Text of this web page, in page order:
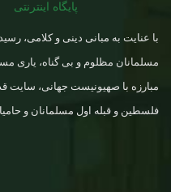
پایگاه اینترنتی
با عنایت به مبانی دینی و کلامی،
مسلمانان مظلوم و بی گناه، یاری
مبارزه با صهیونیست جهانی،
فلسطین و قبله اول مسلمانان و